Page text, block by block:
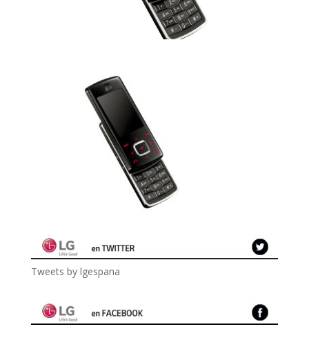
Tweets by lgespana